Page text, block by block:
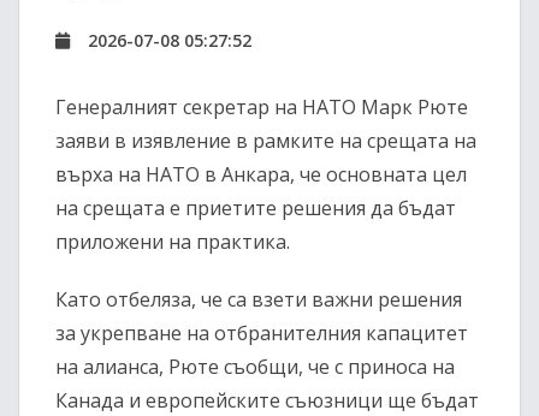
2026-07-08 05:27:52
Генералният секретар на НАТО Марк Рюте
заяви в изявление в рамките на срещата на
върха на НАТО в Анкара, че основната цел
на срещата е приетите решения да бъдат
приложени на практика.
Като отбеляза, че са взети важни решения
за укрепване на отбранителния капацитет
на алианса, Рюте съобщи, че с приноса на
Канада и европейските съюзници ще бъдат